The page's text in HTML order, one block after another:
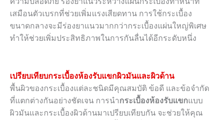
เสมือนตัวเบรกที่ช่วยเพิ่มแรงเสียดทาน การใช้กระเบื้อง
ขนาดกลางจะมีร่องยาแนวมากกว่ากระเบื้องแผ่นใหญ่พิเศษ
ทำให้ช่วยเพิ่มประสิทธิภาพในการกันลื่นได้อีกระดับหนึ่ง
เปรียบเทียบกระเบื้องห้องรับแขกผิวมันและผิวด้าน
พื้นผิวของกระเบื้องแต่ละชนิดมีคุณสมบัติ ข้อดี และข้อจำกัด
ที่แตกต่างกันอย่างชัดเจน การนำกระเบื้องห้องรับแขกแบบ
ผิวมันและกระเบื้องผิวด้านมาเปรียบเทียบกัน จะช่วยให้คุณ